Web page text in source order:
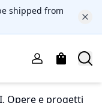
shipped from